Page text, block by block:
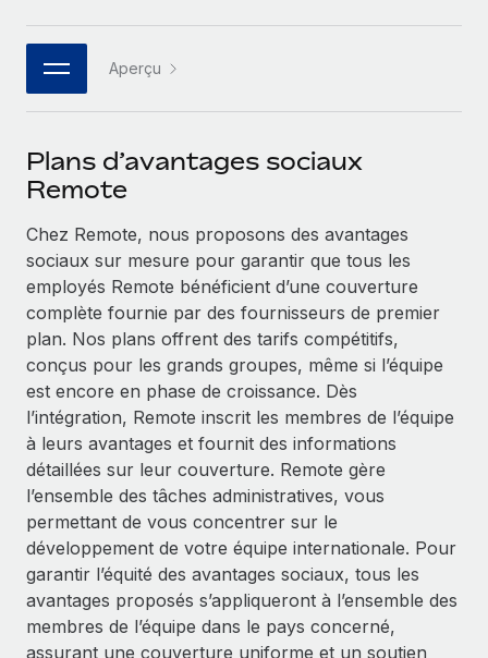
Connectez n'importe quel outil d’IA à Remote grâce à
notre MCP
Rationalisez vos processus avec des outils essentiels
SERVICES
Demandez aux experts
Recevez des conseils d’experts sur les RH à
l’international et la conformité
Contrôles d’antécédents
Simplifiez vos processus de présélection des
candidats
Remote Watchtower
Gardez un temps d’avance sur les risques en
matière de conformité
Gestion des appareils
Achetez et suivez vos équipements informatiques
dans le monde entier
Entreprise
Les RH à l’international pour les grandes entreprises
Partenaires stratégiques de la tech
Intégrez les RH à l’international de manière flexible
Devenir partenaire
Explorez avec nous vos opportunités de partenariat
Remote Build
Bientôt disponible
Conseil en intégrations et automatisations assistées par
ÉTUDES DE CAS
Comment Weaviate, l'as de l'IA, a développé
ses effectifs de 120 % avec Remote
Weaviate en bref Weaviate crée des infrastructures open
source et AI-first. Sa mission est...
En savoir plus
Checklists et modèles
Descriptions de postes
Événements
Données sur les salaires et les talents
Centre de ressources
Obtenir de l’aide
Voir toutes les ressources
BLOG
Paie multipays
EOR et PEO
Gestion des freelances
日本語
한국어
Aperçu
Plans d’avantages sociaux
Remote
Chez Remote, nous proposons des avantages
sociaux sur mesure pour garantir que tous les
employés Remote bénéficient d’une couverture
complète fournie par des fournisseurs de premier
plan. Nos plans offrent des tarifs compétitifs,
conçus pour les grands groupes, même si l’équipe
est encore en phase de croissance. Dès
l’intégration, Remote inscrit les membres de l’équipe
à leurs avantages et fournit des informations
détaillées sur leur couverture. Remote gère
l’ensemble des tâches administratives, vous
permettant de vous concentrer sur le
développement de votre équipe internationale. Pour
garantir l’équité des avantages sociaux, tous les
avantages proposés s’appliqueront à l’ensemble des
membres de l’équipe dans le pays concerné,
assurant une couverture uniforme et un soutien